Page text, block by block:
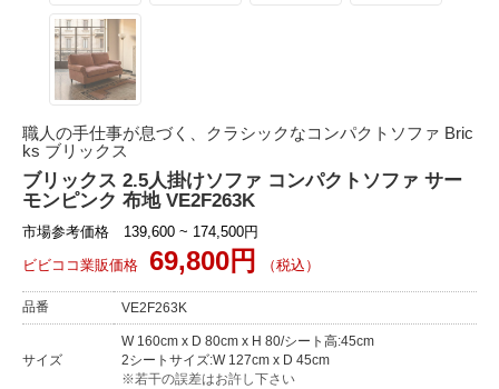
職人の手仕事が息づく、クラシックなコンパクトソファ Bric
ks ブリックス
ブリックス 2.5人掛けソファ コンパクトソファ サー
モンピンク 布地 VE2F263K
市場参考価格 139,600 ~ 174,500円
ビビココ業販価格
69,800円 （税込）
品番 VE2F263K
サイズ
W 160cm x D 80cm x H 80/シート高:45cm
2シートサイズ:W 127cm x D 45cm
※若干の誤差はお許し下さい